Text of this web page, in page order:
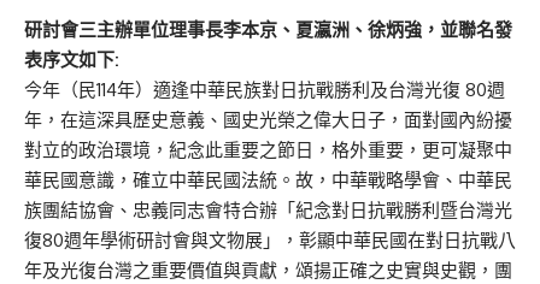
研討會三主辦單位理事長李本京、夏瀛洲、徐炳強，並聯名發
表序文如下:
今年（民114年）適逢中華民族對日抗戰勝利及台灣光復 80週
年，在這深具歷史意義、國史光榮之偉大日子，面對國內紛擾
對立的政治環境，紀念此重要之節日，格外重要，更可凝聚中
華民國意識，確立中華民國法統。故，中華戰略學會、中華民
族團結協會、忠義同志會特合辦「紀念對日抗戰勝利暨台灣光
復80週年學術研討會與文物展」，彰顯中華民國在對日抗戰八
年及光復台灣之重要價值與貢獻，頌揚正確之史實與史觀，團